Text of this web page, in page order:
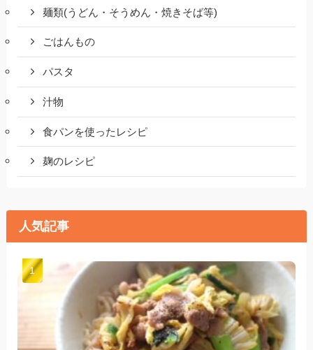
麺類(うどん・そうめん・焼きそば等)
ごはんもの
パスタ
汁物
食パンを使ったレシピ
麹のレシピ
人気記事